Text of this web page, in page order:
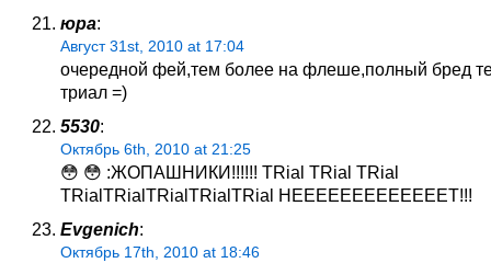
юра:
Август 31st, 2010 at 17:04
очередной фей,тем более на флеше,полный бред
триал =)
5530:
Октябрь 6th, 2010 at 21:25
😳 😳 :ЖОПАШНИКИ!!!!!! TRial TRial TRial
TRialTRialTRialTRialTRial НЕЕЕЕЕЕЕЕЕЕЕЕЕТ!!!
Evgenich:
Октябрь 17th, 2010 at 18:46